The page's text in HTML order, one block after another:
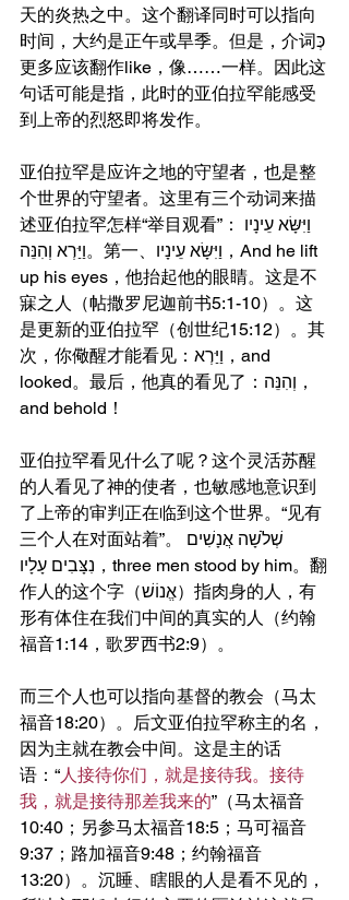
天的炎热之中。这个翻译同时可以指向
时间，大约是正午或旱季。但是，介词כְּ
更多应该翻作like，像……一样。因此这
句话可能是指，此时的亚伯拉罕能感受
到上帝的烈怒即将发作。
亚伯拉罕是应许之地的守望者，也是整
个世界的守望者。这里有三个动词来描
述亚伯拉罕怎样“举目观看”：וַיִּשָּׂא עֵינָיו
וַיַּרְא וְהִנֵּה。第一、וַיִּשָּׂא עֵינָיו，And he lift
up his eyes，他抬起他的眼睛。这是不
寐之人（帖撒罗尼迦前书5:1-10）。这
是更新的亚伯拉罕（创世纪15:12）。其
次，你儆醒才能看见：וַיַּרְא，and
looked。最后，他真的看见了：וְהִנֵּה，
and behold！
亚伯拉罕看见什么了呢？这个灵活苏醒
的人看见了神的使者，也敏感地意识到
了上帝的审判正在临到这个世界。“见有
三个人在对面站着”。שְׁלֹשָׁה אֲנָשִׁים
נִצָּבִים עָלָיו，three men stood by him。翻
作人的这个字（אֱנוֹשׁ）指肉身的人，有
形有体住在我们中间的真实的人（约翰
福音1:14，歌罗西书2:9）。
而三个人也可以指向基督的教会（马太
福音18:20）。后文亚伯拉罕称主的名，
因为主就在教会中间。这是主的话
语：“人接待你们，就是接待我。接待
我，就是接待那差我来的”（马太福音
10:40；另参马太福音18:5；马可福音
9:37；路加福音9:48；约翰福音
13:20）。沉睡、瞎眼的人是看不见的，